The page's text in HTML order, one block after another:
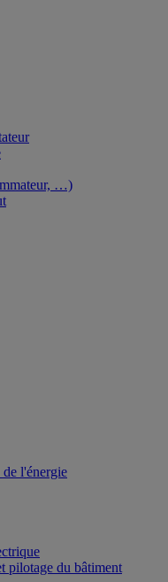
…)
l'énergie
pilotage du bâtiment